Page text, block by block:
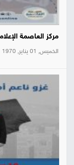
مركز العاصمة
الخميس, 01 يناير, 1970